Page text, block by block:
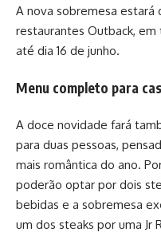
A nova sobremesa estará
restaurantes Outback,
até dia 16 de junho.
Menu completo para
A doce novidade fará
para duas pessoas,
mais romântica do ano.
poderão optar por dois
bebidas e a sobremesa
um dos steaks por uma Jr